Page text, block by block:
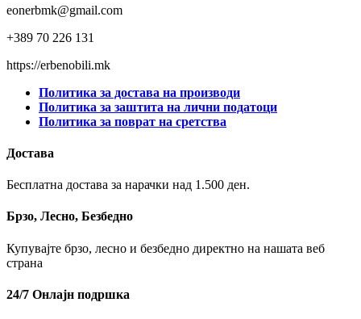
eonerbmk@gmail.com
+389 70 226 131
https://erbenobili.mk
Политика за достава на производи
Политика за заштита на лични податоци
Политика за поврат на сретства
Достава
Бесплатна достава за нарачки над 1.500 ден.
Брзо, Лесно, Безбедно
Купувајте брзо, лесно и безбедно директно на нашата веб
страна
24/7 Онлајн подршка